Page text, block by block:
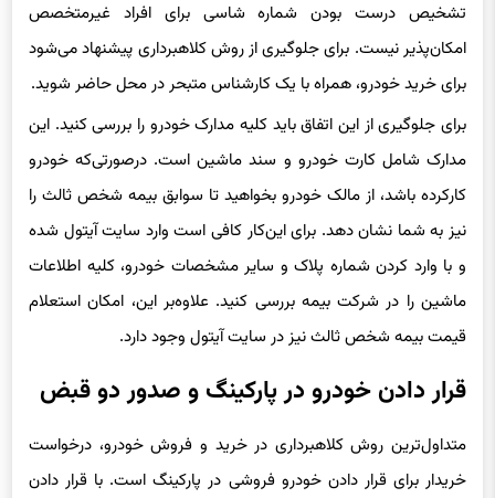
تشخیص درست بودن شماره شاسی برای افراد غیر‌متخصص
امکان‌پذیر نیست. برای جلوگیری از روش کلاهبرداری پیشنهاد می‌شود
برای خرید خودرو، همراه با یک کارشناس متبحر در محل حاضر شوید.
برای جلوگیری از این اتفاق باید کلیه مدارک خودرو را بررسی کنید. این
مدارک شامل کارت خودرو و سند ماشین است. در‌صورتی‌که خودرو
کار‌کرده باشد، از مالک خودرو بخواهید تا سوابق بیمه شخص ثالث را
نیز به شما نشان دهد. برای این‌کار کافی است وارد سایت آیتول شده
و با وارد کردن شماره پلاک و سایر مشخصات خودرو، کلیه اطلاعات
ماشین را در شرکت بیمه بررسی کنید. علاوه‌بر این، امکان استعلام
قیمت بیمه شخص ثالث نیز در سایت آیتول وجود دارد.
قرار دادن خودرو در پارکینگ و صدور دو قبض
متداول‌ترین روش کلاهبرداری در خرید و فروش خودرو، درخواست
خریدار برای قرار دادن خودرو فروشی در پارکینگ است. با قرار دادن